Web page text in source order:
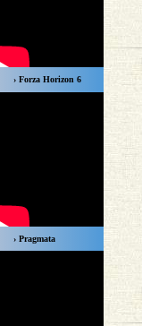
› Forza Horizon 6
› Pragmata